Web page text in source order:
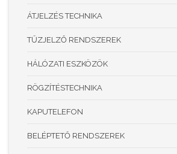
ÁTJELZÉS TECHNIKA
TŰZJELZŐ RENDSZEREK
HÁLÓZATI ESZKÖZÖK
RÖGZÍTÉSTECHNIKA
KAPUTELEFON
BELÉPTETŐ RENDSZEREK